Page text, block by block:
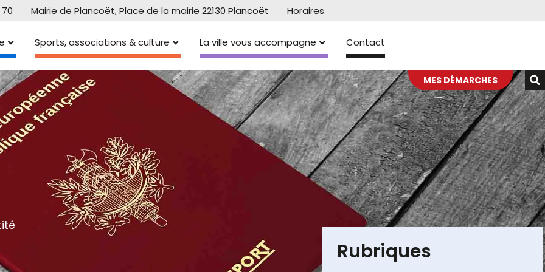
Mairie de Plancoët, Place de la mairie 22130 Plancoët Horaires
Sports, associations & culture La ville vous accompagne Contact
MES DÉMARCHES
Rubriques